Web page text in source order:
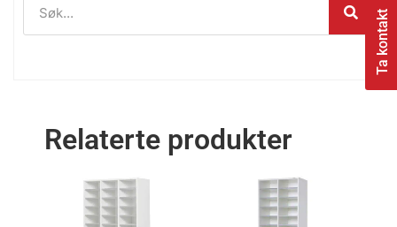
Ta kontakt
Relaterte produkter